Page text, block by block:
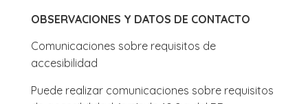
OBSERVACIONES Y DATOS DE CONTACTO
Comunicaciones sobre requisitos de
accesibilidad
Puede realizar comunicaciones sobre requisitos